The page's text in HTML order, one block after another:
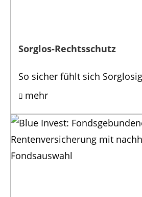
Sorglos-Rechtsschutz
So sicher fühlt sich
mehr